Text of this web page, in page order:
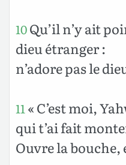
10Qu’il n’y ait
dieu étranger :
n’adore pas le
11 « C’est moi,
qui t’ai fait
Ouvre la